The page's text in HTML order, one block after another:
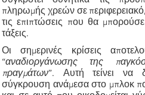
πληρωμής χρεών σε
τις επιπτώσεις που θα
τάξεις.
Οι σημερινές κρίσεις
“αναδιοργάνωσης της
πραγμάτων”. Αυτή τείνει να
σύγκρουση ανάμεσα στο μπλοκ